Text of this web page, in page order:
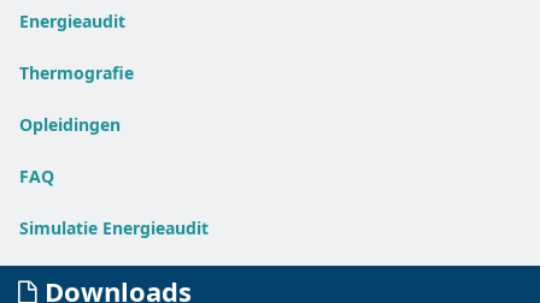
Energieaudit
Thermografie
Opleidingen
FAQ
Simulatie Energieaudit
Downloads